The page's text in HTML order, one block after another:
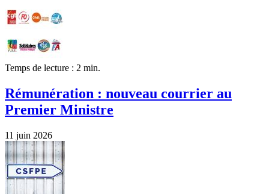
Temps de lecture : 2 min.
Rémunération : nouveau courrier au
Premier Ministre
11 juin 2026